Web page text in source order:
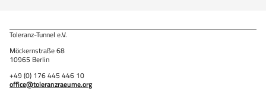
Toleranz-Tunnel e.V.
Möckernstraße 68
10965 Berlin
+49 (0) 176 445 446 10
office@toleranzraeume.org